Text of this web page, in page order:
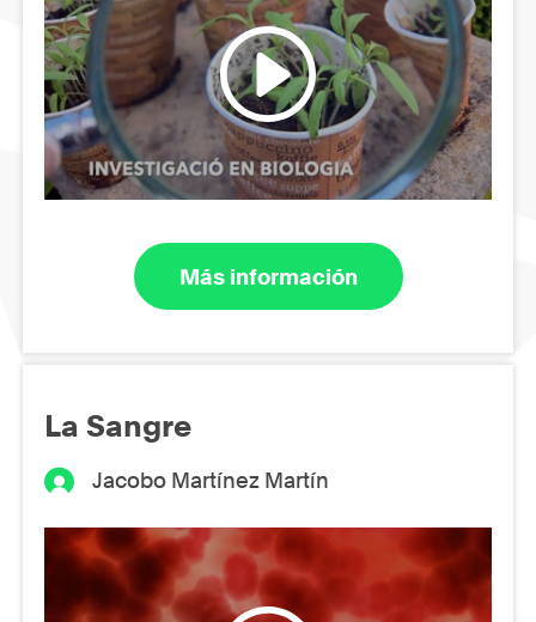
Más información
La Sangre
Jacobo Martínez Martín